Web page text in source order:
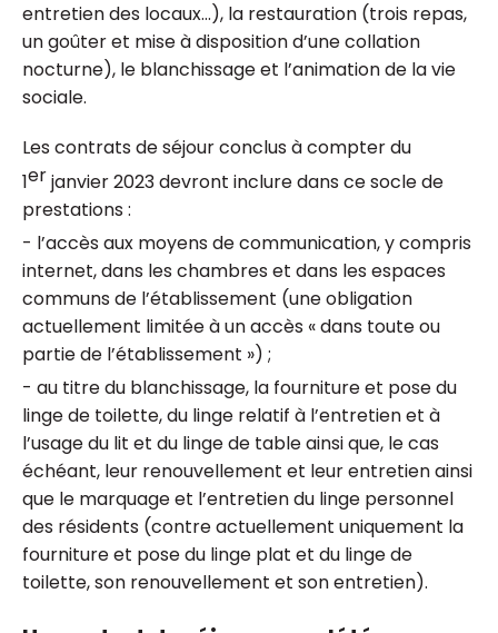
entretien des locaux...), la restauration (trois repas,
un goûter et mise à disposition d’une collation
nocturne), le blanchissage et l’animation de la vie
sociale.
Les contrats de séjour conclus à compter du
1erjanvier 2023 devront inclure dans ce socle de
prestations :
- l’accès aux moyens de communication, y compris
internet, dans les chambres et dans les espaces
communs de l’établissement (une obligation
actuellement limitée à un accès « dans toute ou
partie de l’établissement ») ;
- au titre du blanchissage, la fourniture et pose du
linge de toilette, du linge relatif à l’entretien et à
l’usage du lit et du linge de table ainsi que, le cas
échéant, leur renouvellement et leur entretien ainsi
que le marquage et l’entretien du linge personnel
des résidents (contre actuellement uniquement la
fourniture et pose du linge plat et du linge de
toilette, son renouvellement et son entretien).